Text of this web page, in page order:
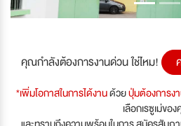
คุณกำลังต้องการงานด่วน ใช่ไหม!
*เพิ่มโอกาสในการได้งานด้วยปุ่มต้องการง
เลือกเรซูเม่ขอ